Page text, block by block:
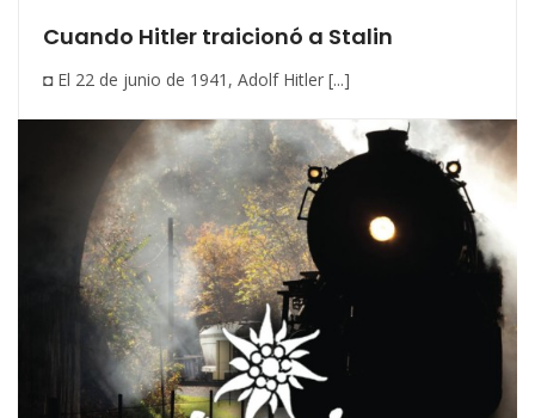
Cuando Hitler traicionó a Stalin
◘ El 22 de junio de 1941, Adolf Hitler [...]